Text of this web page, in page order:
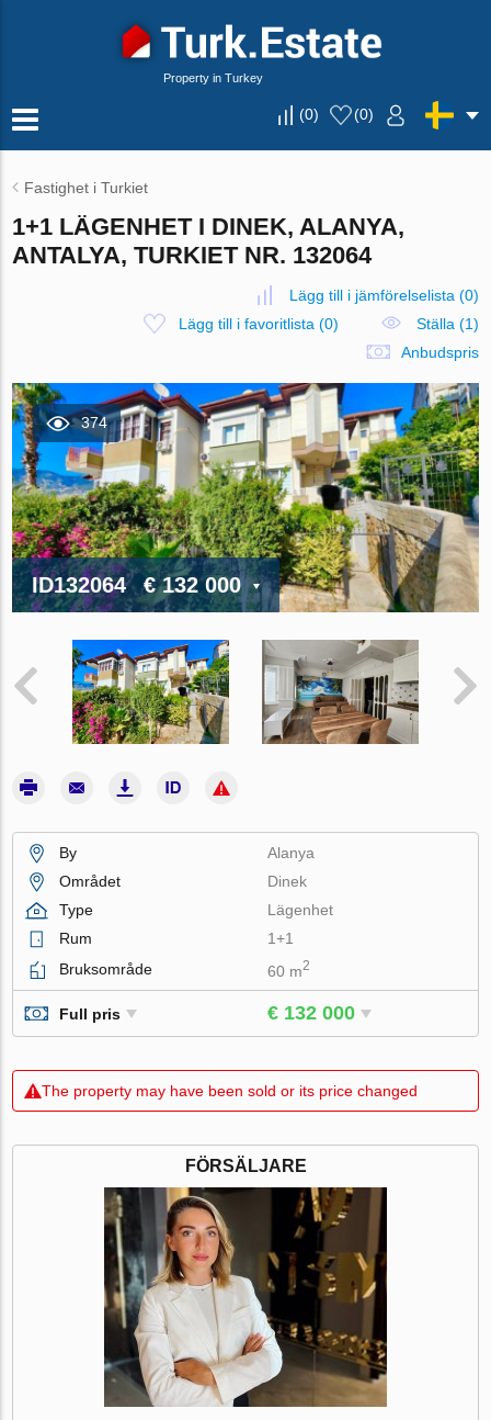
Property in Turkey
(0) (0)
Fastighet i Turkiet
1+1 LÄGENHET I DINEK, ALANYA,
ANTALYA, TURKIET NR. 132064
Lägg till i jämförelselista (0)
Lägg till i favoritlista (0)
Ställa (1)
Anbudspris
374
ID132064 € 132 000
By
Alanya
Området
Dinek
Type
Lägenhet
Rum
1+1
Bruksområde
60 m2
Full pris € 132 000
The property may have been sold or its price changed
FÖRSÄLJARE